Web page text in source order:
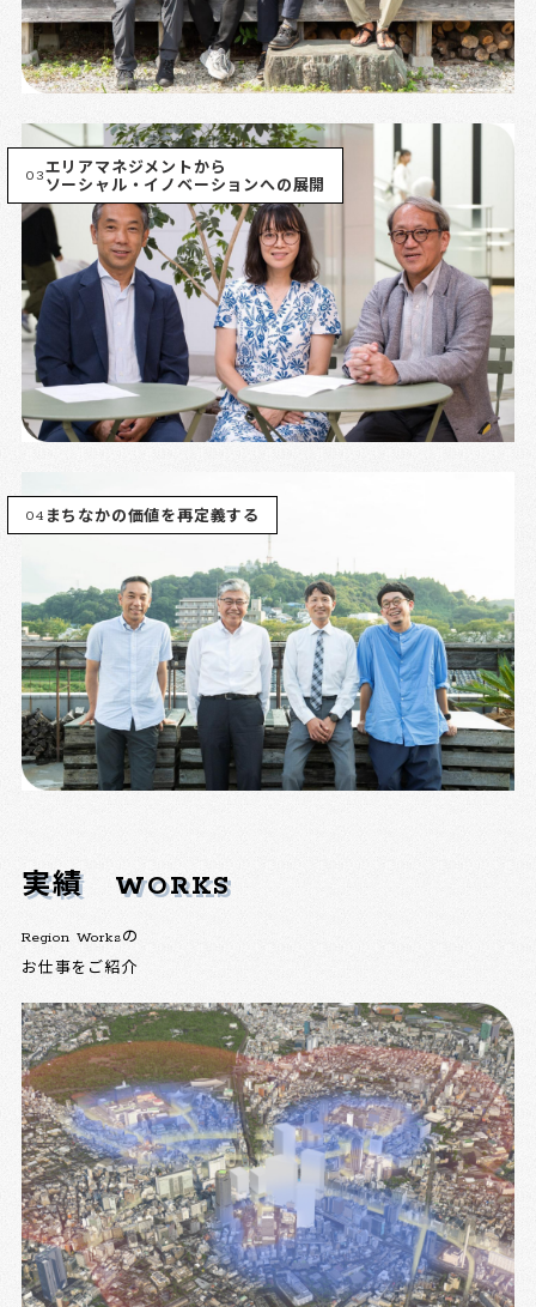
03エリアマネジメントから
ソーシャル・イノベーションへの展開
04 まちなかの価値を再定義する
実績 WORKS
Region Worksの
お仕事をご紹介